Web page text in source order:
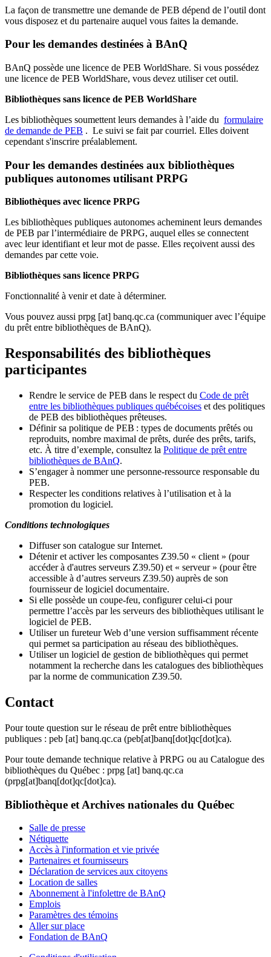
La façon de transmettre une demande de PEB dépend de l’outil dont
vous disposez et du partenaire auquel vous faites la demande.
Pour les demandes destinées à BAnQ
BAnQ possède une licence de PEB WorldShare. Si vous possédez
une licence de PEB WorldShare, vous devez utiliser cet outil.
Bibliothèques sans licence de PEB WorldShare
Les bibliothèques soumettent leurs demandes à l’aide du formulaire
de demande de PEB . Le suivi se fait par courriel. Elles doivent
cependant s'inscrire préalablement.
Pour les demandes destinées aux bibliothèques
publiques autonomes utilisant PRPG
Bibliothèques avec licence PRPG
Les bibliothèques publiques autonomes acheminent leurs demandes
de PEB par l’intermédiaire de PRPG, auquel elles se connectent
avec leur identifiant et leur mot de passe. Elles reçoivent aussi des
demandes par cette voie.
Bibliothèques sans licence PRPG
Fonctionnalité à venir et date à déterminer.
Vous pouvez aussi prpg [at] banq.qc.ca (communiquer avec l’équipe
du prêt entre bibliothèques de BAnQ).
Responsabilités des bibliothèques
participantes
Rendre le service de PEB dans le respect du Code de prêt
entre les bibliothèques publiques québécoises et des politiques
de PEB des bibliothèques prêteuses.
Définir sa politique de PEB : types de documents prêtés ou
reproduits, nombre maximal de prêts, durée des prêts, tarifs,
etc. À titre d’exemple, consultez la Politique de prêt entre
bibliothèques de BAnQ.
S’engager à nommer une personne-ressource responsable du
PEB.
Respecter les conditions relatives à l’utilisation et à la
promotion du logiciel.
Conditions technologiques
Diffuser son catalogue sur Internet.
Détenir et activer les composantes Z39.50 « client » (pour
accéder à d'autres serveurs Z39.50) et « serveur » (pour être
accessible à d’autres serveurs Z39.50) auprès de son
fournisseur de logiciel documentaire.
Si elle possède un coupe-feu, configurer celui-ci pour
permettre l’accès par les serveurs des bibliothèques utilisant le
logiciel de PEB.
Utiliser un fureteur Web d’une version suffisamment récente
qui permet sa participation au réseau des bibliothèques.
Utiliser un logiciel de gestion de bibliothèques qui permet
notamment la recherche dans les catalogues des bibliothèques
par la norme de communication Z39.50.
Contact
Pour toute question sur le réseau de prêt entre bibliothèques
publiques : peb [at] banq.qc.ca (peb[at]banq[dot]qc[dot]ca).
Pour toute demande technique relative à PRPG ou au Catalogue des
bibliothèques du Québec : prpg [at] banq.qc.ca
(prpg[at]banq[dot]qc[dot]ca).
Bibliothèque et Archives nationales du Québec
Salle de presse
Nétiquette
Accès à l'information et vie privée
Partenaires et fournisseurs
Déclaration de services aux citoyens
Location de salles
Abonnement à l'infolettre de BAnQ
Emplois
Paramètres des témoins
Aller sur place
Fondation de BAnQ